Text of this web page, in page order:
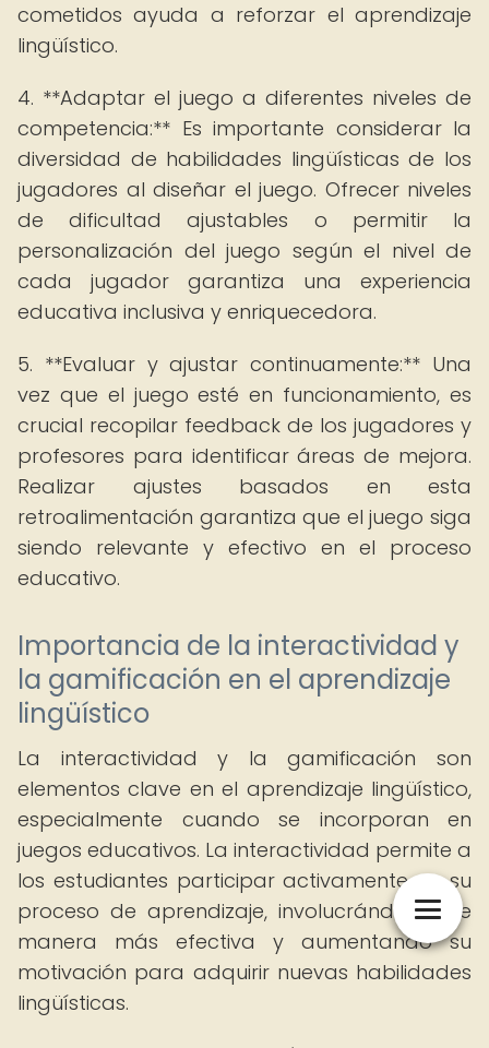
cometidos ayuda a reforzar el aprendizaje
lingüístico.
4. **Adaptar el juego a diferentes niveles de
competencia:** Es importante considerar la
diversidad de habilidades lingüísticas de los
jugadores al diseñar el juego. Ofrecer niveles
de dificultad ajustables o permitir la
personalización del juego según el nivel de
cada jugador garantiza una experiencia
educativa inclusiva y enriquecedora.
5. **Evaluar y ajustar continuamente:** Una
vez que el juego esté en funcionamiento, es
crucial recopilar feedback de los jugadores y
profesores para identificar áreas de mejora.
Realizar ajustes basados en esta
retroalimentación garantiza que el juego siga
siendo relevante y efectivo en el proceso
educativo.
Importancia de la interactividad y
la gamificación en el aprendizaje
lingüístico
La interactividad y la gamificación son
elementos clave en el aprendizaje lingüístico,
especialmente cuando se incorporan en
juegos educativos. La interactividad permite a
los estudiantes participar activamente en su
proceso de aprendizaje, involucrándolos de
manera más efectiva y aumentando su
motivación para adquirir nuevas habilidades
lingüísticas.